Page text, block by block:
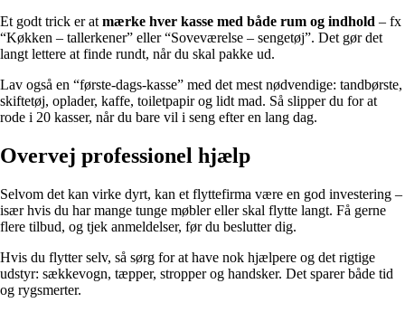
Et godt trick er at mærke hver kasse med både rum og indhold – fx
“Køkken – tallerkener” eller “Soveværelse – sengetøj”. Det gør det
langt lettere at finde rundt, når du skal pakke ud.
Lav også en “første-dags-kasse” med det mest nødvendige: tandbørste,
skiftetøj, oplader, kaffe, toiletpapir og lidt mad. Så slipper du for at
rode i 20 kasser, når du bare vil i seng efter en lang dag.
Overvej professionel hjælp
Selvom det kan virke dyrt, kan et flyttefirma være en god investering –
især hvis du har mange tunge møbler eller skal flytte langt. Få gerne
flere tilbud, og tjek anmeldelser, før du beslutter dig.
Hvis du flytter selv, så sørg for at have nok hjælpere og det rigtige
udstyr: sækkevogn, tæpper, stropper og handsker. Det sparer både tid
og rygsmerter.